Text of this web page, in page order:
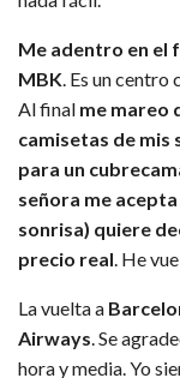
Me adentro en el
MBK. Es un centro
Al final me mareo
camisetas de mis
para un
señora me
sonrisa) quiere
precio real. He
La vuelta a
Airways. Se
hora y media. Yo